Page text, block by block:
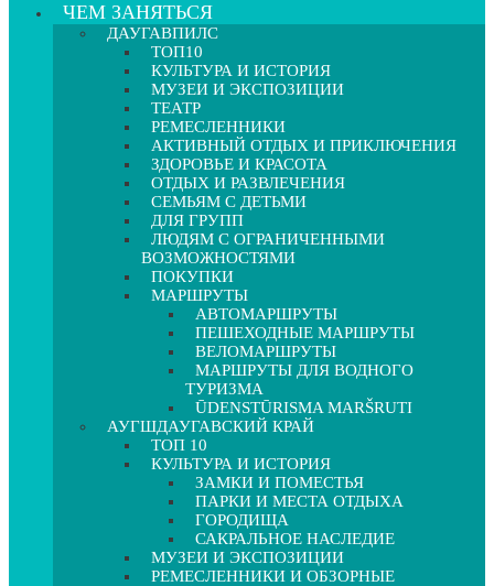
ЧЕМ ЗАНЯТЬСЯ
ДАУГАВПИЛС
ТОП10
КУЛЬТУРА И ИСТОРИЯ
МУЗЕИ И ЭКСПОЗИЦИИ
ТЕАТР
РЕМЕСЛЕННИКИ
АКТИВНЫЙ ОТДЫХ И ПРИКЛЮЧЕНИЯ
ЗДОРОВЬЕ И КРАСОТА
ОТДЫХ И РАЗВЛЕЧЕНИЯ
СЕМЬЯМ С ДЕТЬМИ
ДЛЯ ГРУПП
ЛЮДЯМ С ОГРАНИЧЕННЫМИ
ВОЗМОЖНОСТЯМИ
ПОКУПКИ
МАРШРУТЫ
АВТОМАРШРУТЫ
ПЕШЕХОДНЫЕ МАРШРУТЫ
ВЕЛОМАРШРУТЫ
МАРШРУТЫ ДЛЯ ВОДНОГО
ТУРИЗМА
ŪDENSTŪRISMA MARŠRUTI
АУГШДАУГАВСКИЙ КРАЙ
ТОП 10
КУЛЬТУРА И ИСТОРИЯ
ЗАМКИ И ПОМЕСТЬЯ
ПАРКИ И МЕСТА ОТДЫХА
ГОРОДИЩА
САКРАЛЬНОЕ НАСЛЕДИЕ
МУЗЕИ И ЭКСПОЗИЦИИ
РЕМЕСЛЕННИКИ И ОБЗОРНЫЕ